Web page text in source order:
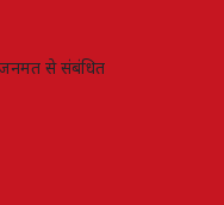
जनमत से संबंधित